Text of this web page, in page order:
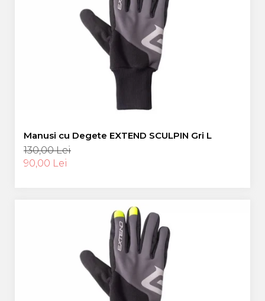
Manusi cu Degete EXTEND SCULPIN Gri L
130,00 Lei
90,00 Lei